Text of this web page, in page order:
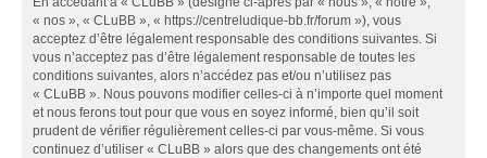
« nos », « CLuBB », « https://centreludique-bb.fr/forum »), vous
acceptez d’être légalement responsable des conditions suivantes. Si
vous n’acceptez pas d’être légalement responsable de toutes les
conditions suivantes, alors n’accédez pas et/ou n’utilisez pas
« CLuBB ». Nous pouvons modifier celles-ci à n’importe quel moment
et nous ferons tout pour que vous en soyez informé, bien qu’il soit
prudent de vérifier régulièrement celles-ci par vous-même. Si vous
continuez d’utiliser « CLuBB » alors que des changements ont été